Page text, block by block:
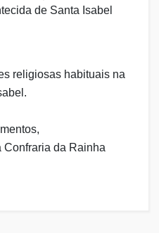
de Santa Isabel
religiosas habituais na
Confraria da Rainha